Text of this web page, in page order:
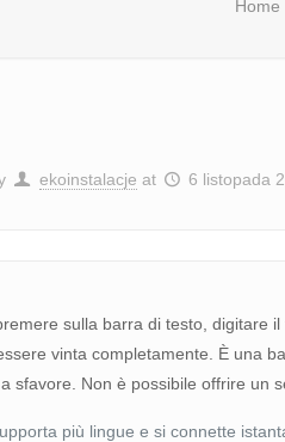
Home
ekoinstalacje at 6 listopada
sulla barra di testo, digitare
vinta completamente. È una
sfavore. Non è possibile offrire un
più lingue e si connette